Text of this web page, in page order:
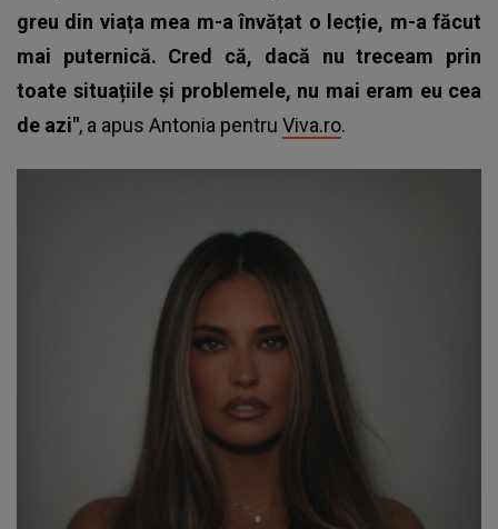
greu din viața mea m-a învățat o lecție, m-a făcut
mai puternică. Cred că, dacă nu treceam prin
toate situațiile și problemele, nu mai eram eu cea
de azi", a apus Antonia pentru Viva.ro.